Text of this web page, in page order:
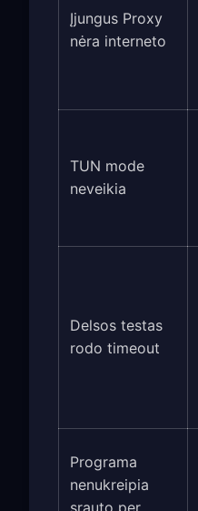
Įjungus Proxy
nėra interneto
TUN mode
neveikia
Del­sos testas
rodo timeout
Programa
nenukreipia
srauto per